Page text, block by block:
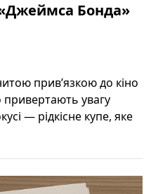
Бонда»
прив’язкою до кіно
привертають увагу
— рідкісне купе, яке